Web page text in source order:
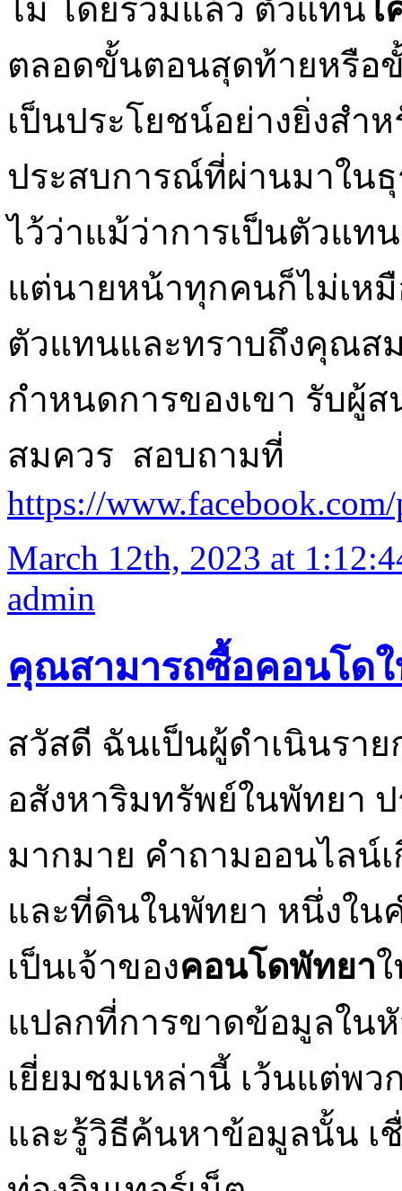
ไม่ โดยรวมแล้ว ตัวแทน โ
ตลอดขั้นตอนสุดท้ายหรือ
เป็นประโยชน์อย่างยิ่งสำ
ประสบการณ์ที่ผ่านมาใน
ไว้ว่าแม้ว่าการเป็นตัวแท
แต่นายหน้าทุกคนก็ไม่เห
ตัวแทนและทราบถึงคุณส
กำหนดการของเขา รับผู้
สมควร สอบถามที่
https://
March 12th, 2023 at
admin
คุณสามารถซื้อคอนโด
สวัสดี ฉันเป็นผู้ดำเนินรา
อสังหาริมทรัพย์ในพัทยา
มากมาย คำถามออนไลน์
และที่ดินในพัทยา หนึ่งใ
เป็นเจ้าของคอนโดพัทยา
แปลกที่การขาดข้อมูลใน
เยี่ยมชมเหล่านี้ เว้นแต่พว
และรู้วิธีค้นหาข้อมูลนั้น เ